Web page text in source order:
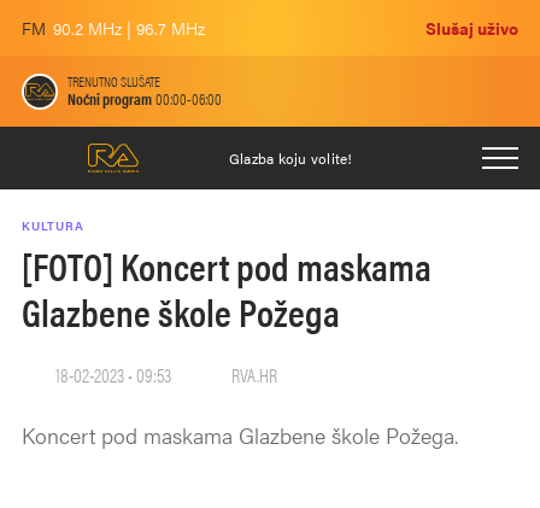
FM 90.2 MHz | 96.7 MHz Slušaj uživo
TRENUTNO SLUŠATE
Noćni program00:00-06:00
Glazba koju volite!
KULTURA
[FOTO] Koncert pod maskama
Glazbene škole Požega
18-02-2023 • 09:53 RVA.HR
Koncert pod maskama Glazbene škole Požega.